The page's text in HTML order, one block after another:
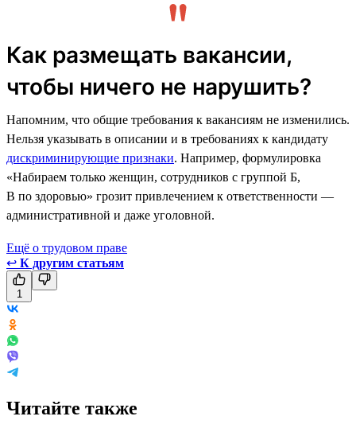
Как размещать вакансии,
чтобы ничего не нарушить?
Напомним, что общие требования к вакансиям не изменились.
Нельзя указывать в описании и в требованиях к кандидату
дискриминирующие признаки. Например, формулировка
«Набираем только женщин, сотрудников с группой Б,
В по здоровью» грозит привлечением к ответственности —
административной и даже уголовной.
Ещё о трудовом праве
↩ К другим статьям
1
Читайте также